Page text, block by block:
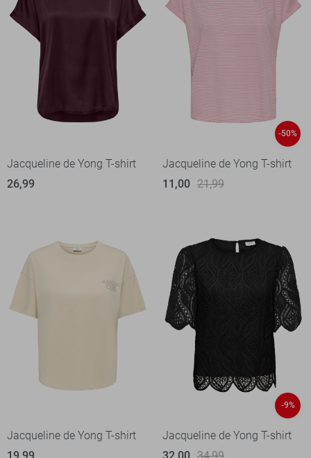
Jacqueline de Yong T-shirt
26,99
-50%
Jacqueline de Yong T-shirt
11,00 21,99
Jacqueline de Yong T-shirt
-9%
Jacqueline de Yong T-shirt